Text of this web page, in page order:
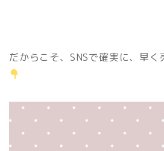
だからこそ、SNSで確実に、早